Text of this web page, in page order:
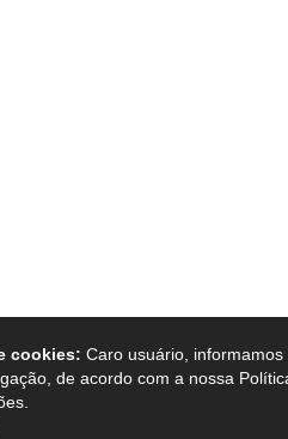
cookies: Caro usuário,
de acordo com a nossa